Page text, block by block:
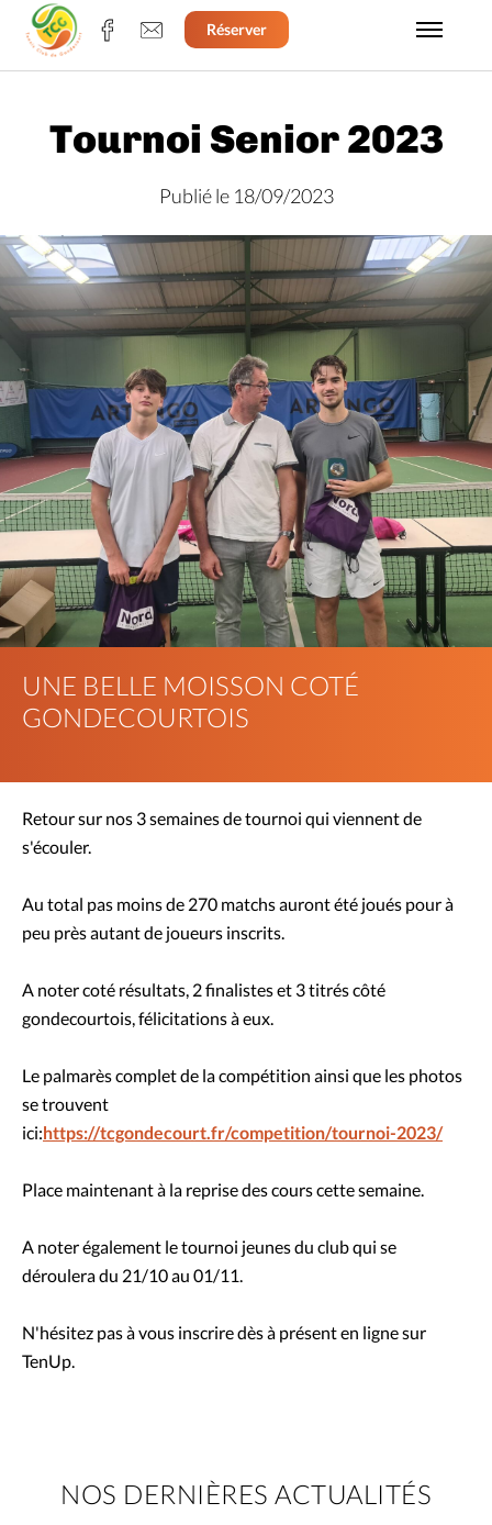
Réserver
Tournoi Senior 2023
Publié le 18/09/2023
UNE BELLE MOISSON COTÉ
GONDECOURTOIS
Retour sur nos 3 semaines de tournoi qui viennent de
s'écouler.
Au total pas moins de 270 matchs auront été joués pour à
peu près autant de joueurs inscrits.
A noter coté résultats, 2 finalistes et 3 titrés côté
gondecourtois, félicitations à eux.
Le palmarès complet de la compétition ainsi que les photos
se trouvent
ici:https://tcgondecourt.fr/competition/tournoi-2023/
Place maintenant à la reprise des cours cette semaine.
A noter également le tournoi jeunes du club qui se
déroulera du 21/10 au 01/11.
N'hésitez pas à vous inscrire dès à présent en ligne sur
TenUp.
NOS DERNIÈRES ACTUALITÉS